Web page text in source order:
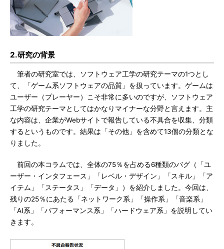
2.研究の背景
筆者の研究室では、ソフトウェア工学の研究テーマの1つとし
て、「ゲーム系ソフトウェアの品質」を扱っています。ゲームは
ユーザー（プレーヤー）こそ非常に多いのですが、ソフトウェア
工学の研究テーマとしてはかなりマイナーな分野と言えます。主
な内容は、企業がWebサイトで報告している不具合を収集、分類
するというものです。結果は「その他」を含めて13個の分類とな
りました。
前回の本コラムでは、全体の75％を占める6種類のバグ（「ユ
ーザー・インタフェース」「レベル・デザイン」「スキル」「ア
イテム」「ステータス」「データ」）を紹介しました。今回は、
残りの25％にあたる「ネットワーク系」「操作系」「音楽系」
「AI系」「パフォーマンス系」「ハードウェア系」を説明してい
きます。